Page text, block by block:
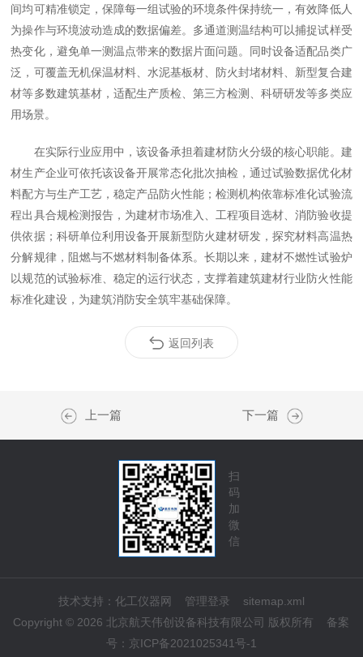
间均可精准锁定，保障每一组试验的环境条件保持统一，有效降低人
为操作与环境波动造成的数据偏差。多通道测温结构可以捕捉试样受
热变化，避免单一测温点带来的数据片面问题。同时设备适配品类广
泛，可覆盖无机保温材料、水泥基板材、防火封堵材料、新型复合建
材等多数建筑基材，适配生产质检、第三方检测、科研研发等多类应
用场景。
在实际行业应用中，该设备承担着建材防火分级的核心职能。建
材生产企业可依托该设备开展常态化批次抽检，通过试验数据优化材
料配方与生产工艺，稳定产品防火性能；检测机构依靠标准化试验流
程出具合规检测报告，为建材市场准入、工程项目选材、消防验收提
供依据；科研单位利用设备开展新型防火建材研发，探究材料高温热
分解规律，阻燃与不燃材料制备体系。长期以来，建材不燃性试验炉
以规范的试验标准、稳定的运行状态，支撑着建筑建材行业防火性能
标准化建设，为建筑消防安全筑牢基础保障。
返回列表
上一篇 下一篇
扫
码
加
微
信
技术支持： 化工仪器网 管理登录
sitemap.xml
Copyright © 2026 北京航天伟创设备科技有限公司 版权所有 备案
号： 京ICP备2021025341号-1